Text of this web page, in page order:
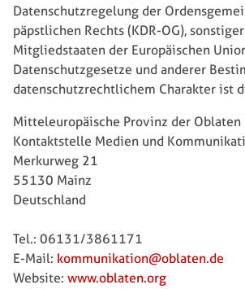
Datenschutzregelung der
päpstlichen Rechts (KDR-OG),
Mitgliedstaaten der Europäischen
Datenschutzgesetze und anderer
datenschutzrechtlichem Charakter ist
Mitteleuropäische Provinz der Oblaten
Kontaktstelle Medien und
Merkurweg 21
55130 Mainz
Deutschland
Tel.: 06131/3861171
E-Mail: kommunikation@oblaten.de
Website: www.oblaten.org